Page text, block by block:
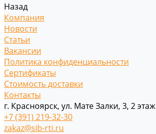
Назад
Компания
Новости
Статьи
Вакансии
Политика конфиденциальности
Сертификаты
Стоимость доставки
Контакты
г. Красноярск, ул. Мате Залки, 3, 2 этаж
+7 (391) 219-32-30
zakaz@sib-rti.ru